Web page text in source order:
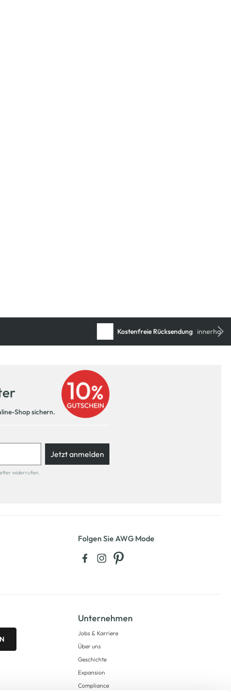
Shop sichern.
Jetzt anmelden
widerrufen.
Folgen Sie AWG Mode
Unternehmen
Jobs & Karriere
Über uns
Geschichte
Expansion
Compliance